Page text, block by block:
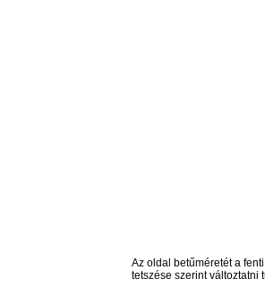
Az oldal betűméretét a
tetszése szerint változtatni